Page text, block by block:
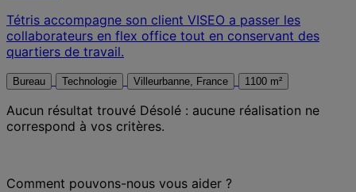
Tétris accompagne son client VISEO a passer les
collaborateurs en flex office tout en conservant des
quartiers de travail.
Bureau Technologie Villeurbanne, France 1100 m²
Aucun résultat trouvé Désolé : aucune réalisation ne
correspond à vos critères.
Comment pouvons-nous vous aider ?